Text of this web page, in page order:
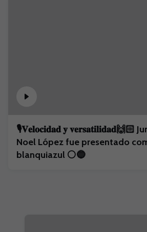
🎙️𝐕𝐞𝐥𝐨𝐜𝐢𝐝𝐚𝐝 𝐲 𝐯𝐞𝐫𝐬𝐚𝐭𝐢𝐥𝐢𝐝𝐚𝐝🙌🏻
Noel López fue presentado
blanquiazul ⚪️🔵